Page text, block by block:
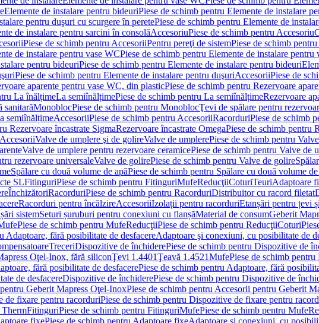
Elemente de instalare pentru bideuriPiese de schimb pentru Elemente de instalare
pentru duşuri cu scurgere în peretePiese de schimb pentru Elemente de
de instalare pentru sarcini în consolăAccesoriuPiese de schimb pentru Accesoriu
Piese de schimb pentru AccesoriiPentru pereţi de sistemPiese de schimb
de instalare pentru vase WCPiese de schimb pentru Elemente de instalare pentru
pentru bideuriPiese de schimb pentru Elemente de instalare pentru bideuri
Piese de schimb pentru Elemente de instalare pentru duşuriAccesoriiPiese de
aparente pentru vase WC, din plasticPiese de schimb pentru Rezervoare
La înălțimeLa semiînălțimePiese de schimb pentru La semiînălțimeRezervoare
sanitarăMonoblocPiese de schimb pentru MonoblocŢevi de spălare pentru
semiînălțimeAccesoriiPiese de schimb pentru AccesoriiRacorduriPiese de schimb
Rezervoare încastrate SigmaRezervoare încastrate OmegaPiese de schimb pentru
AccesoriiValve de umplere şi de golireValve de umplerePiese de schimb pentru
Valve de umplere pentru rezervoare ceramicePiese de schimb pentru Valve de
rezervoare universaleValve de golirePiese de schimb pentru Valve de golire
Spălare cu două volume de apăPiese de schimb pentru Spălare cu două volume de
SLFitinguriPiese de schimb pentru FitinguriMufeReducţiiCoturiTeuriAdaptoare
ÎnchizătoriRacorduriPiese de schimb pentru RacorduriDistribuitor cu racord filetat
Racorduri pentru încălzireAccesoriiIzolații pentru racorduriEtanșări pentru țevi
sistemSeturi șuruburi pentru conexiuni cu flanșăMaterial de consumGeberit
Piese de schimb pentru MufeReducţiiPiese de schimb pentru ReducţiiCoturi
Adaptoare, fără posibilitate de desfacereAdaptoare şi conexiuni, cu posibilitate de
TreceriDispozitive de închiderePiese de schimb pentru Dispozitive de
Oţel-Inox, fără siliconŢevi 1.4401Ţeavă 1.4521MufePiese de schimb pentru
fără posibilitate de desfacerePiese de schimb pentru Adaptoare, fără
de desfacereDispozitive de închiderePiese de schimb pentru Dispozitive de
Geberit Mapress Oţel-InoxPiese de schimb pentru Accesorii pentru Geberit
de fixare pentru racorduriPiese de schimb pentru Dispozitive de fixare pentru
ThermFitinguriPiese de schimb pentru FitinguriMufePiese de schimb pentru Mufe
fixePiese de schimb pentru Adaptoare fixeAdaptoare şi conexiuni, cu